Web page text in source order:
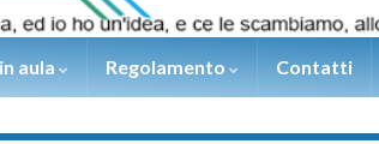
aula Regolamento Contatti